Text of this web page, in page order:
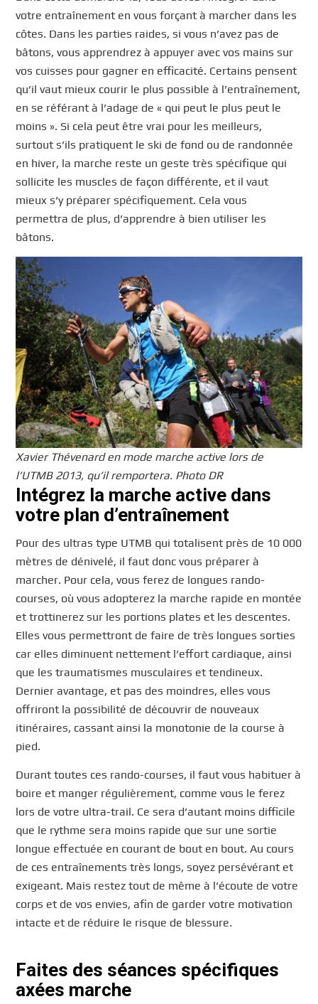
votre entraînement en vous forçant à marcher dans les
côtes. Dans les parties raides, si vous n’avez pas de
bâtons, vous apprendrez à appuyer avec vos mains sur
vos cuisses pour gagner en efficacité. Certains pensent
qu’il vaut mieux courir le plus possible à l’entraînement,
en se référant à l’adage de « qui peut le plus peut le
moins ». Si cela peut être vrai pour les meilleurs,
surtout s’ils pratiquent le ski de fond ou de randonnée
en hiver, la marche reste un geste très spécifique qui
sollicite les muscles de façon différente, et il vaut
mieux s’y préparer spécifiquement. Cela vous
permettra de plus, d’apprendre à bien utiliser les
bâtons.
Xavier Thévenard en mode marche active lors de
l’UTMB 2013, qu’il remportera. Photo DR
Intégrez la marche active dans
votre plan d’entraînement
Pour des ultras type UTMB qui totalisent près de 10 000
mètres de dénivelé, il faut donc vous préparer à
marcher. Pour cela, vous ferez de longues rando-
courses, où vous adopterez la marche rapide en montée
et trottinerez sur les portions plates et les descentes.
Elles vous permettront de faire de très longues sorties
car elles diminuent nettement l’effort cardiaque, ainsi
que les traumatismes musculaires et tendineux.
Dernier avantage, et pas des moindres, elles vous
offriront la possibilité de découvrir de nouveaux
itinéraires, cassant ainsi la monotonie de la course à
pied.
Durant toutes ces rando-courses, il faut vous habituer à
boire et manger régulièrement, comme vous le ferez
lors de votre ultra-trail. Ce sera d’autant moins difficile
que le rythme sera moins rapide que sur une sortie
longue effectuée en courant de bout en bout. Au cours
de ces entraînements très longs, soyez persévérant et
exigeant. Mais restez tout de même à l’écoute de votre
corps et de vos envies, afin de garder votre motivation
intacte et de réduire le risque de blessure.
Faites des séances spécifiques
axées marche